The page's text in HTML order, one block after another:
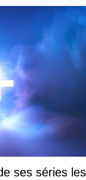
ses séries les